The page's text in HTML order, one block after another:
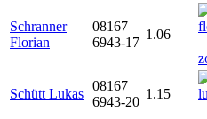
Schranner
Florian
08167
6943-17
1.06
Schütt Lukas
08167
6943-20
1.15